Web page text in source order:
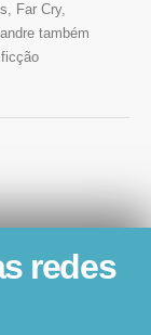
Far Cry,
também
redes